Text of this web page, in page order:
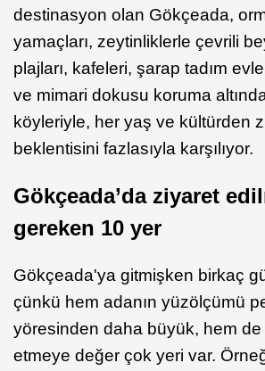
destinasyon olan Gökçeada,
yamaçları, zeytinliklerle çevrili
plajları, kafeleri, şarap tadım
ve mimari dokusu koruma
köyleriyle, her yaş ve kültürden
beklentisini fazlasıyla karşılıyor.
Gökçeada’da ziyaret
gereken 10 yer
Gökçeada'ya gitmişken birkaç
çünkü hem adanın yüzölçümü
yöresinden daha büyük, hem de
etmeye değer çok yeri var.